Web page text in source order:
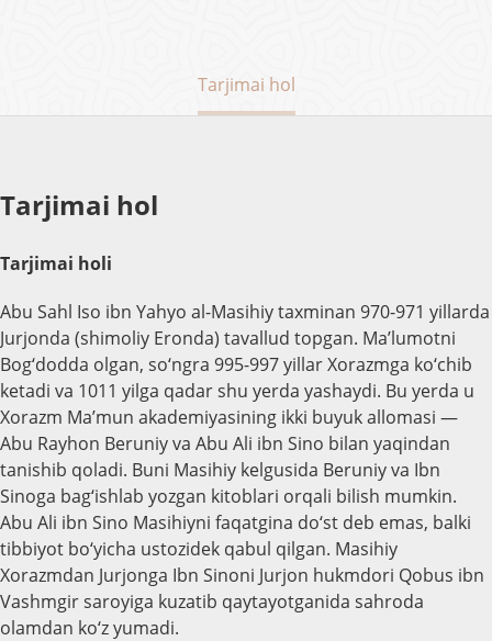
Tarjimai hol
Tarjimai hol
Tarjimai holi
Abu Sahl Iso ibn Yahyo al-Masihiy taxminan 970-971 yillarda
Jurjonda (shimoliy Eronda) tavallud topgan. Ma’lumotni
Bog‘dodda olgan, so‘ngra 995-997 yillar Xorazmga ko‘chib
ketadi va 1011 yilga qadar shu yerda yashaydi. Bu yerda u
Xorazm Ma’mun akademiyasining ikki buyuk allomasi —
Abu Rayhon Beruniy va Abu Ali ibn Sino bilan yaqindan
tanishib qoladi. Buni Masihiy kelgusida Beruniy va Ibn
Sinoga bag‘ishlab yozgan kitoblari orqali bilish mumkin.
Abu Ali ibn Sino Masihiyni faqatgina do‘st deb emas, balki
tibbiyot bo‘yicha ustozidek qabul qilgan. Masihiy
Xorazmdan Jurjonga Ibn Sinoni Jurjon hukmdori Qobus ibn
Vashmgir saroyiga kuzatib qaytayotganida sahroda
olamdan ko‘z yumadi.